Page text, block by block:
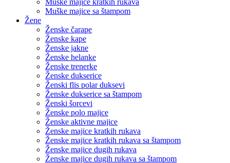
Muške majice kratkih rukava
Muške majice sa štampom
Žene
Ženske čarape
Ženske kape
Ženske jakne
Ženske helanke
Ženske trenerke
Ženske dukserice
Ženski flis polar duksevi
Ženske dukserice sa štampom
Ženski šorcevi
Ženske polo majice
Ženske aktivne majice
Ženske majice kratkih rukava
Ženske majice kratkih rukava sa štampom
Ženske majice dugih rukava
Ženske majice dugih rukava sa štampom